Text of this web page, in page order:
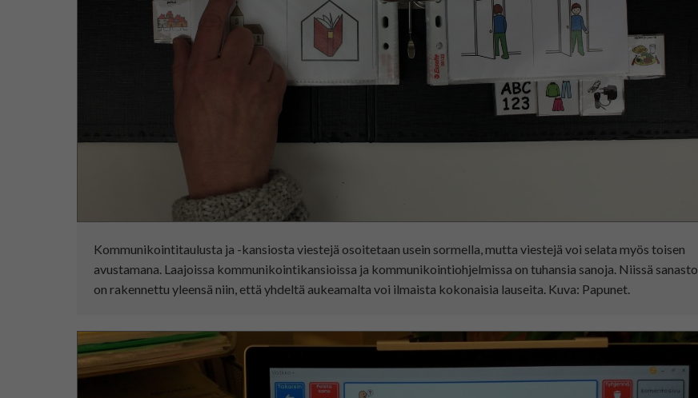
Kommunikointitaulusta ja -kansiosta viestejä osoitetaan usein sormella, mutta viestejä voi selata myös toisen
avustamana. Laajoissa kommunikointikansioissa ja kommunikointiohjelmissa on tuhansia sanoja. Niissä sanasto
on rakennettu yleensä niin, että yhdeltä aukeamalta voi ilmaista kokonaisia lauseita. Kuva: Papunet.